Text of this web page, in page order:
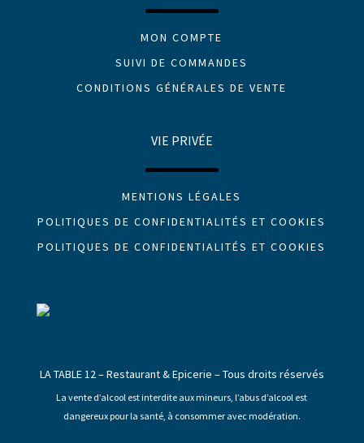
MON COMPTE
SUIVI DE COMMANDES
CONDITIONS GÉNÉRALES DE VENTE
VIE PRIVÉE
MENTIONS LÉGALES
POLITIQUES DE CONFIDENTIALITÉS ET COOKIES
POLITIQUES DE CONFIDENTIALITÉS ET COOKIES
LA TABLE 12 – Restaurant & Epicerie – Tous droits réservés
La vente d’alcool est interdite aux mineurs, l’abus d’alcool est
dangereux pour la santé, à consommer avec modération.